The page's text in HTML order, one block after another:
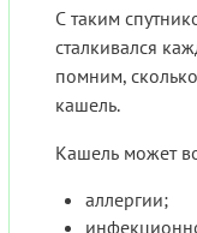
С таким
сталкивался
помним,
кашель.
Кашель может
аллергии;